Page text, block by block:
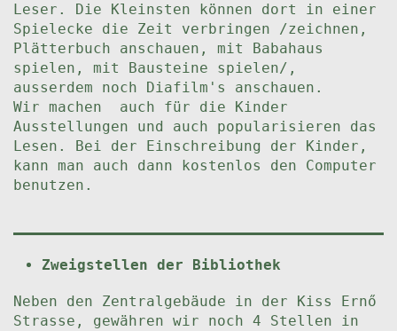
Leser. Die Kleinsten können dort in einer
Spielecke die Zeit verbringen /zeichnen,
Plätterbuch anschauen, mit Babahaus
spielen, mit Bausteine spielen/,
ausserdem noch Diafilm's anschauen.
Wir machen auch für die Kinder
Ausstellungen und auch popularisieren das
Lesen. Bei der Einschreibung der Kinder,
kann man auch dann kostenlos den Computer
benutzen.
Zweigstellen der Bibliothek
Neben den Zentralgebäude in der Kiss Ernő
Strasse, gewähren wir noch 4 Stellen in